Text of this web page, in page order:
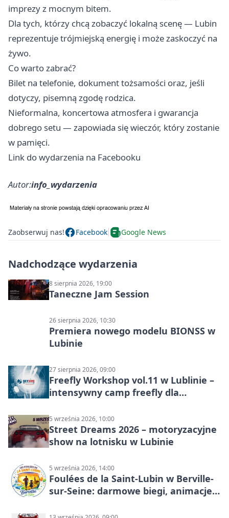
imprezy z mocnym bitem.
Dla tych, którzy chcą zobaczyć lokalną scenę — Lubin
reprezentuje trójmiejską energię i może zaskoczyć na
żywo.
Co warto zabrać?
Bilet na telefonie, dokument tożsamości oraz, jeśli
dotyczy, pisemną zgodę rodzica.
Nieformalna, koncertowa atmosfera i gwarancja
dobrego setu — zapowiada się wieczór, który zostanie
w pamięci.
Link do wydarzenia na Facebooku
Autor:info_wydarzenia
Zaobserwuj nas! Facebook Google News
Nadchodzące wydarzenia
8 sierpnia 2026, 19:00
Taneczne Jam Session
26 sierpnia 2026, 10:30
Premiera nowego modelu BIONSS w
Lubinie
27 sierpnia 2026, 09:00
Freefly Workshop vol.11 w Lublinie –
intensywny camp freefly dla
5 września 2026, 10:00
Street Dreams 2026 – motoryzacyjne
show na lotnisku w Lubinie
5 września 2026, 14:00
Foulées de la Saint-Lubin w Berville-
sur-Seine: darmowe biegi, animacje i